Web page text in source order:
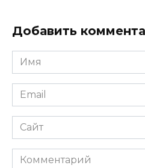
Добавить
Имя
*
Email
*
Сайт
Комментарий